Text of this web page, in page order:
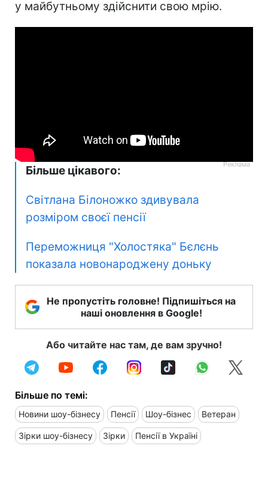
у майбутньому здійснити свою мрію.
Більше цікавого:
Світлана Білоножко здивувала
розміром своєї пенсії
Переможниця "Холостяка" Бєлєнь
показала новонароджену доньку
Не пропустіть головне! Підпишіться на
наші оновлення в Google!
Або читайте нас там, де вам зручно!
Більше по темі:
Новини шоу-бізнесу Пенсії Шоу-бізнес Ветеран
Зірки шоу-бізнесу Зірки Пенсії в Україні